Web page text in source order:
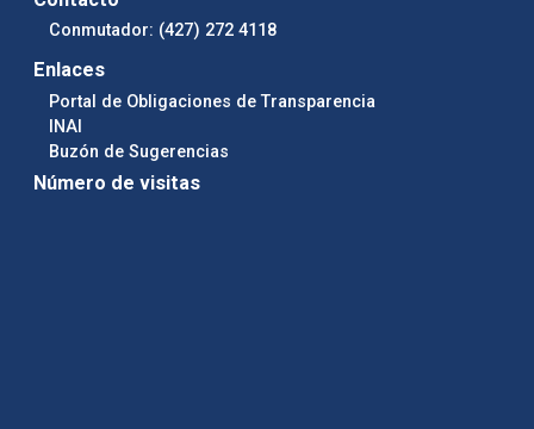
Conmutador: (427) 272 4118
Enlaces
Portal de Obligaciones de Transparencia
INAI
Buzón de Sugerencias
Número de visitas